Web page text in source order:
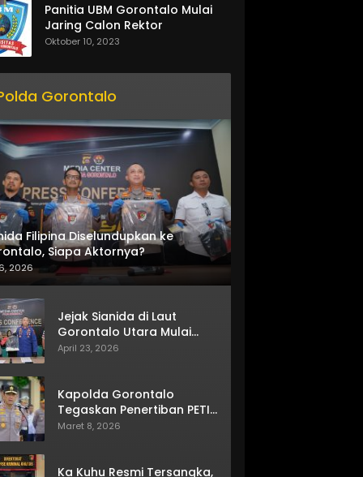
Panitia UBM Gorontalo Mulai
Jaring Calon Rektor
Oktober 10, 2023
Gorontalo
Filipina Diselundupkan ke
Siapa Aktornya?
2026
Jejak Sianida di Laut
Gorontalo Utara Mulai
Terkuak
April 23, 2026
Kapolda Gorontalo
Tegaskan Penertiban PETI
Terus Berjalan
Maret 8, 2026
Ka Kuhu Resmi Tersangka,